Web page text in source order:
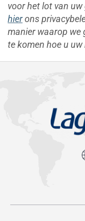
voor het lot van
hierons
manier waarop we
te komen hoe u